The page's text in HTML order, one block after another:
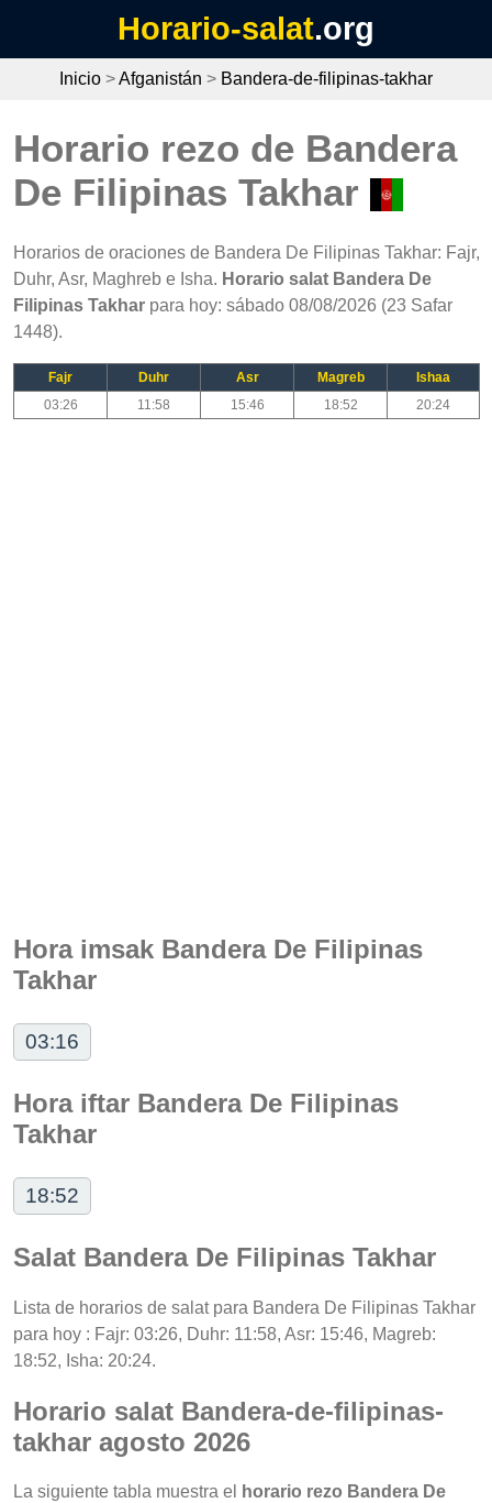
Horario-salat.org
Inicio >Afganistán > Bandera-de-filipinas-takhar
Horario rezo de Bandera
De Filipinas Takhar
Horarios de oraciones de Bandera De Filipinas Takhar: Fajr,
Duhr, Asr, Maghreb e Isha. Horario salat Bandera De
Filipinas Takhar para hoy: sábado 08/08/2026 (23 Safar
1448).
Fajr Duhr Asr Magreb
Ishaa
03:26
11:58 15:46 18:52 20:24
Hora imsak Bandera De Filipinas
Takhar
03:16
Hora iftar Bandera De Filipinas
Takhar
18:52
Salat Bandera De Filipinas Takhar
Lista de horarios de salat para Bandera De Filipinas Takhar
para hoy : Fajr: 03:26, Duhr: 11:58, Asr: 15:46, Magreb:
18:52, Isha: 20:24.
Horario salat Bandera-de-filipinas-
takhar agosto 2026
La siguiente tabla muestra el
horario rezo Bandera De